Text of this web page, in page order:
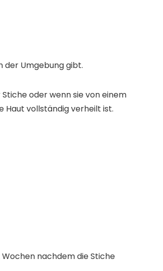
der Umgebung gibt.
oder wenn sie von einem
Haut vollständig verheilt ist.
nachdem die Stiche